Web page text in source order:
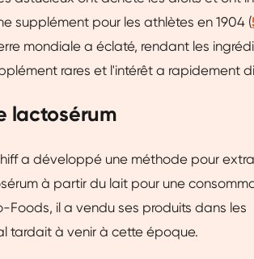
supplément pour les athlètes en 1904 (
mondiale a éclaté, rendant les
rares et l'intérêt a rapidement
lactosérum
a développé une méthode pour
à partir du lait pour une
Foods, il a vendu ses produits dans les
tardait à venir à cette époque.